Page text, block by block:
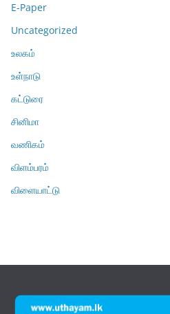
E-Paper
Uncategorized
உலகம்
உள்நாடு
கட்டுரை
சினிமா
வணிகம்
விளம்பரம்
விளையாட்டு